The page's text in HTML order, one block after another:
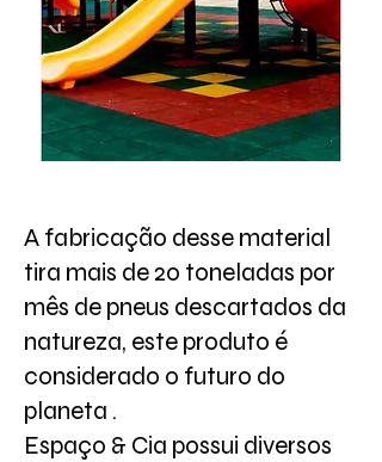
A fabricação desse material
tira mais de 20 toneladas por
mês de pneus descartados da
natureza, este produto é
considerado o futuro do
planeta .
Espaço & Cia possui diversos